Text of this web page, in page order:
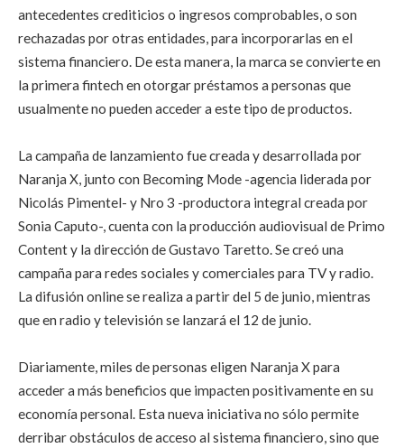
antecedentes crediticios o ingresos comprobables, o son
rechazadas por otras entidades, para incorporarlas en el
sistema financiero. De esta manera, la marca se convierte en
la primera fintech en otorgar préstamos a personas que
usualmente no pueden acceder a este tipo de productos.
La campaña de lanzamiento fue creada y desarrollada por
Naranja X, junto con Becoming Mode -agencia liderada por
Nicolás Pimentel- y Nro 3 -productora integral creada por
Sonia Caputo-, cuenta con la producción audiovisual de Primo
Content y la dirección de Gustavo Taretto. Se creó una
campaña para redes sociales y comerciales para TV y radio.
La difusión online se realiza a partir del 5 de junio, mientras
que en radio y televisión se lanzará el 12 de junio.
Diariamente, miles de personas eligen Naranja X para
acceder a más beneficios que impacten positivamente en su
economía personal. Esta nueva iniciativa no sólo permite
derribar obstáculos de acceso al sistema financiero, sino que